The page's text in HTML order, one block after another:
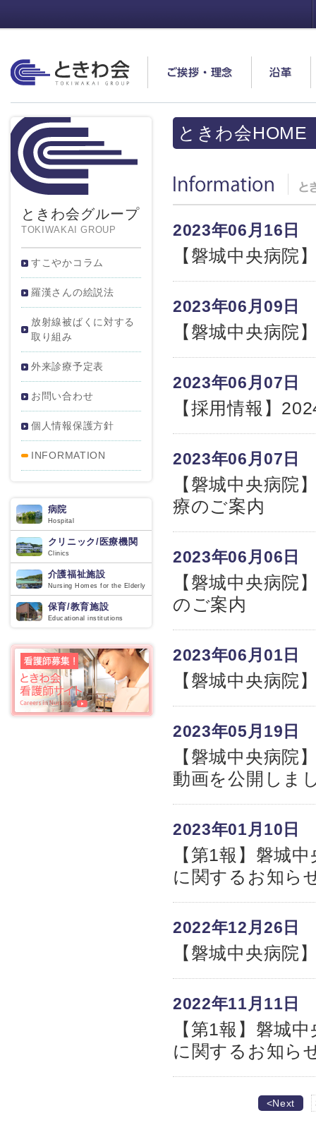
ご挨拶・理念 沿革
ときわ会HOME
Information
2023年06月16日
【磐城中央病院
2023年06月09日
【磐城中央病院
2023年06月07日
【採用情報】
2023年06月07日
【磐城中央病院
療のご案内
2023年06月06日
【磐城中央病院
のご案内
2023年06月01日
【磐城中央病院
2023年05月19日
【磐城中央病院
動画を公開しま
2023年01月10日
【第1報】磐城
に関するお知ら
2022年12月26日
【磐城中央病院
2022年11月11日
【第1報】磐城
に関するお知ら
<Next
ときわ会グループ
TOKIWAKAI GROUP
すこやかコラム
羅漢さんの絵説法
放射線被ばくに対する
取り組み
外来診療予定表
お問い合わせ
個人情報保護方針
INFORMATION
病院
Hospital
クリニック/医療機関
Clinics
介護福祉施設
Nursing Homes for the Elderly
保育/教育施設
Educational institutions